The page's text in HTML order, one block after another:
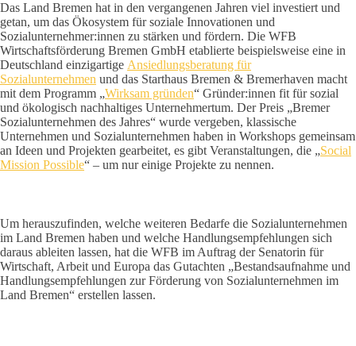
Das Land Bremen hat in den vergangenen Jahren viel investiert und
getan, um das Ökosystem für soziale Innovationen und
Sozialunternehmer:innen zu stärken und fördern. Die WFB
Wirtschaftsförderung Bremen GmbH etablierte beispielsweise eine in
Deutschland einzigartige Ansiedlungsberatung für
Sozialunternehmen und das Starthaus Bremen & Bremerhaven macht
mit dem Programm „Wirksam gründen“ Gründer:innen fit für sozial
und ökologisch nachhaltiges Unternehmertum. Der Preis „Bremer
Sozialunternehmen des Jahres“ wurde vergeben, klassische
Unternehmen und Sozialunternehmen haben in Workshops gemeinsam
an Ideen und Projekten gearbeitet, es gibt Veranstaltungen, die „Social
Mission Possible“ – um nur einige Projekte zu nennen.
Um herauszufinden, welche weiteren Bedarfe die Sozialunternehmen
im Land Bremen haben und welche Handlungsempfehlungen sich
daraus ableiten lassen, hat die WFB im Auftrag der Senatorin für
Wirtschaft, Arbeit und Europa das Gutachten „Bestandsaufnahme und
Handlungsempfehlungen zur Förderung von Sozialunternehmen im
Land Bremen“ erstellen lassen.